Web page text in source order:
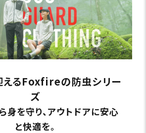
えるFoxfireの防虫シリー
ズ
身を守り、アウトドアに安心
と快適を。